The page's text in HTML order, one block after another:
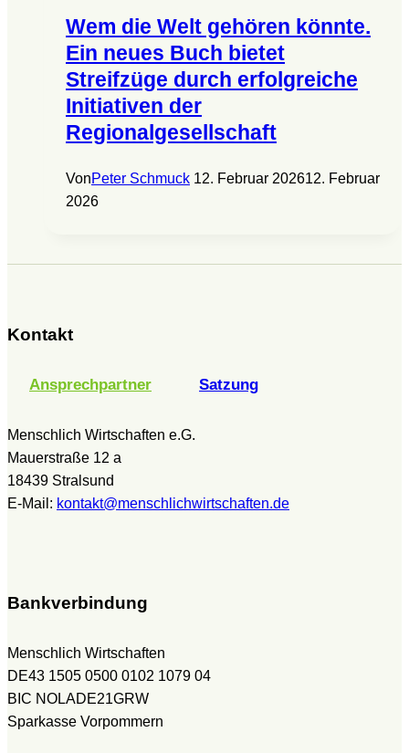
Wem die Welt gehören könnte.
Ein neues Buch bietet
Streifzüge durch erfolgreiche
Initiativen der
Regionalgesellschaft
VonPeter Schmuck 12. Februar 202612. Februar
2026
Kontakt
Ansprechpartner Satzung
Menschlich Wirtschaften e.G.
Mauerstraße 12 a
18439 Stralsund
E-Mail: kontakt@menschlichwirtschaften.de
Bankverbindung
Menschlich Wirtschaften
DE43 1505 0500 0102 1079 04
BIC NOLADE21GRW
Sparkasse Vorpommern